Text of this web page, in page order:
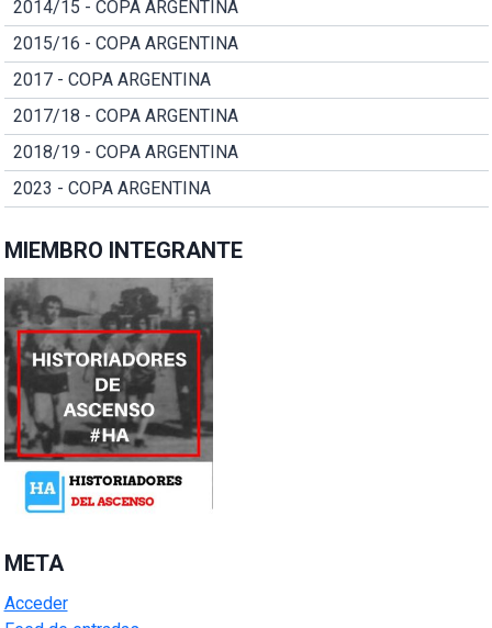
2014/15 - COPA ARGENTINA
2015/16 - COPA ARGENTINA
2017 - COPA ARGENTINA
2017/18 - COPA ARGENTINA
2018/19 - COPA ARGENTINA
2023 - COPA ARGENTINA
MIEMBRO INTEGRANTE
META
Acceder